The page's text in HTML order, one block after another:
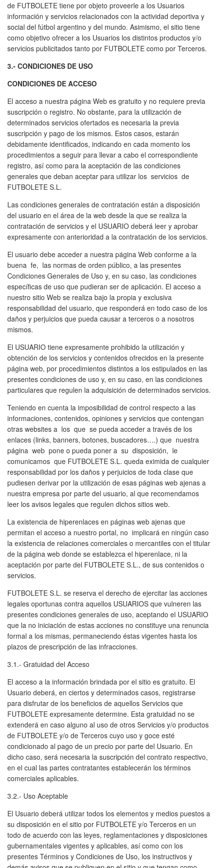
de FUTBOLETE tiene por objeto proveerle a los Usuarios
información y servicios relacionados con la actividad deportiva y
social del fútbol argentino y del mundo. Asimismo, el sitio tiene
como objetivo ofrecer a los Usuarios los distintos productos y/o
servicios publicitados tanto por FUTBOLETE como por Terceros.
3.- CONDICIONES DE USO
CONDICIONES DE ACCESO
El acceso a nuestra página Web es gratuito y no requiere previa
suscripción o registro. No obstante, para la utilización de
determinados servicios ofertados es necesaria la previa
suscripción y pago de los mismos. Estos casos, estarán
debidamente identificados, indicando en cada momento los
procedimientos a seguir para llevar a cabo el correspondiente
registro, así como para la aceptación de las condiciones
generales que deban aceptar para utilizar los servicios de
FUTBOLETE S.L.
Las condiciones generales de contratación están a disposición
del usuario en el área de la web desde la que se realiza la
contratación de servicios y el USUARIO deberá leer y aprobar
expresamente con anterioridad a la contratación de los servicios.
El usuario debe acceder a nuestra página Web conforme a la
buena fe, las normas de orden público, a las presentes
Condiciones Generales de Uso y, en su caso, las condiciones
específicas de uso que pudieran ser de aplicación. El acceso a
nuestro sitio Web se realiza bajo la propia y exclusiva
responsabilidad del usuario, que responderá en todo caso de los
daños y perjuicios que pueda causar a terceros o a nosotros
mismos.
El USUARIO tiene expresamente prohibido la utilización y
obtención de los servicios y contenidos ofrecidos en la presente
página web, por procedimientos distintos a los estipulados en las
presentes condiciones de uso y, en su caso, en las condiciones
particulares que regulen la adquisición de determinados servicios.
Teniendo en cuenta la imposibilidad de control respecto a las
informaciones, contenidos, opiniones y servicios que contengan
otras websites a los que se pueda acceder a través de los
enlaces (links, banners, botones, buscadores….) que nuestra
página web pone o pueda poner a su disposición, le
comunicamos que FUTBOLETE S.L. queda eximida de cualquier
responsabilidad por los daños y perjuicios de toda clase que
pudiesen derivar por la utilización de esas páginas web ajenas a
nuestra empresa por parte del usuario, al que recomendamos
leer los avisos legales que regulen dichos sitios web.
La existencia de hiperenlaces en páginas web ajenas que
permitan el acceso a nuestro portal, no implicará en ningún caso
la existencia de relaciones comerciales o mercantiles con el titular
de la página web donde se establezca el hiperenlace, ni la
aceptación por parte del FUTBOLETE S.L., de sus contenidos o
servicios.
FUTBOLETE S.L. se reserva el derecho de ejercitar las acciones
legales oportunas contra aquellos USUARIOS que vulneren las
presentes condiciones generales de uso, aceptando el USUARIO
que la no iniciación de estas acciones no constituye una renuncia
formal a los mismas, permaneciendo éstas vigentes hasta los
plazos de prescripción de las infracciones.
3.1.- Gratuidad del Acceso
El acceso a la información brindada por el sitio es gratuito. El
Usuario deberá, en ciertos y determinados casos, registrarse
para disfrutar de los beneficios de aquellos Servicios que
FUTBOLETE expresamente determine. Esta gratuidad no se
extenderá en caso alguno al uso de otros Servicios y/o productos
de FUTBOLETE y/o de Terceros cuyo uso y goce esté
condicionado al pago de un precio por parte del Usuario. En
dicho caso, será necesaria la suscripción del contrato respectivo,
en el cual las partes contratantes establecerán los términos
comerciales aplicables.
3.2.- Uso Aceptable
El Usuario deberá utilizar todos los elementos y medios puestos a
su disposición en el sitio por FUTBOLETE y/o Terceros en un
todo de acuerdo con las leyes, reglamentaciones y disposiciones
gubernamentales vigentes y aplicables, así como con los
presentes Términos y Condiciones de Uso, los instructivos y